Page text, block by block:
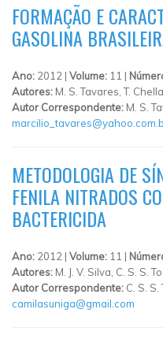
FORMAÇÃO E
GASOLINA
Ano: 2012 | Volume: 11 |
Autores: M. S. Tavares, T.
Autor Correspondente: M. S.
METODOLOGIA DE
FENILA NITRADOS
BACTERICIDA
Ano: 2012 | Volume: 11 |
Autores: M. J. V. Silva, C. S. S.
Autor Correspondente: C. S. S.
camilasuniga@gmail.com